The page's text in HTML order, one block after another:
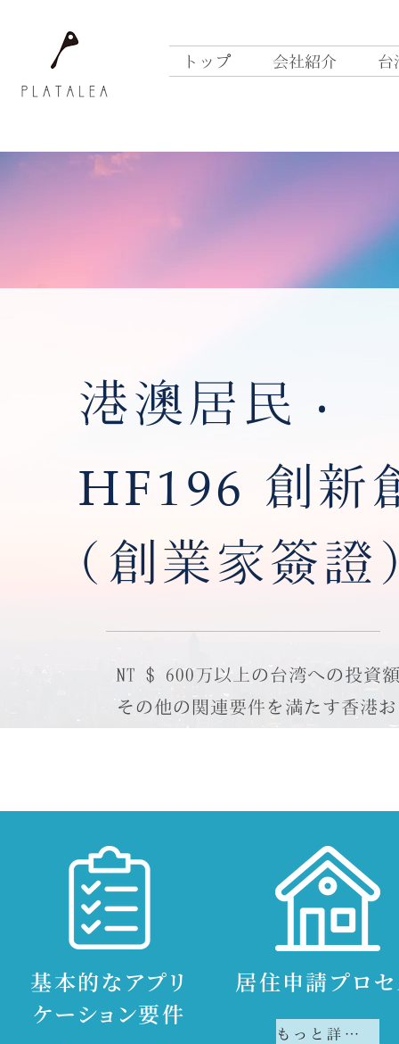
トップ 会社紹介 台
港澳居民 ‧
HF196 創新
(創業家簽
NT $ 600万以上の台湾への投資
その他の関連要件を満たす香港
基本的なアプリ
ケーション要件
居住申請プロ
もっと詳しく知る